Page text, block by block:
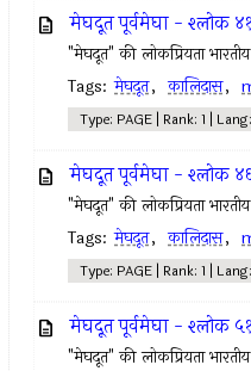
मेघदूत पूर्वमेघा - श्लोक
"मेघदूत" की लोकप्रियता
Tags: मेघदूत, कालिदास,
Type: PAGE | Rank: 1 |
मेघदूत पूर्वमेघा - श्लोक
"मेघदूत" की लोकप्रियता
Tags: मेघदूत, कालिदास,
Type: PAGE | Rank: 1 |
मेघदूत पूर्वमेघा - श्लोक
"मेघदूत" की लोकप्रियता